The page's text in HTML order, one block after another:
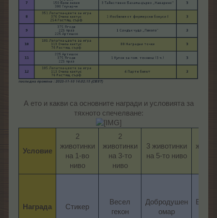
А ето и какви са основните награди и условията за
тяхното спечелване:
Условие
2
животинки
на 1-во
ниво​
2
животинки
на 3-то
ниво​
3 животинки
на 5-то ниво​
Награда Стикер​
Весел
гекон​
Добродушен
омар​